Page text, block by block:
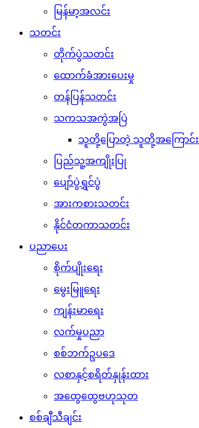
မြန်မာ့အလင်း
သတင်း
တိုက်ပွဲသတင်း
ထောက်ခံအားပေးမှု
တန်ပြန်သတင်း
သကသအကွဲအပြဲ
သူတို့ပြောတဲ့ သူတို့အကြောင်း
ပြည်သူ့အကျိုးပြု
ပျော်ပွဲရွှင်ပွဲ
အားကစားသတင်း
နိုင်ငံတကာသတင်း
ပညာပေး
စိုက်ပျိုးရေး
မွေးမြူရေး
ကျန်းမာရေး
လက်မှုပညာ
စစ်ဘက်ဥပဒေ
လစာနှင့်စရိတ်နှုန်းထား
အထွေထွေဗဟုသုတ
စစ်ချီသီချင်း